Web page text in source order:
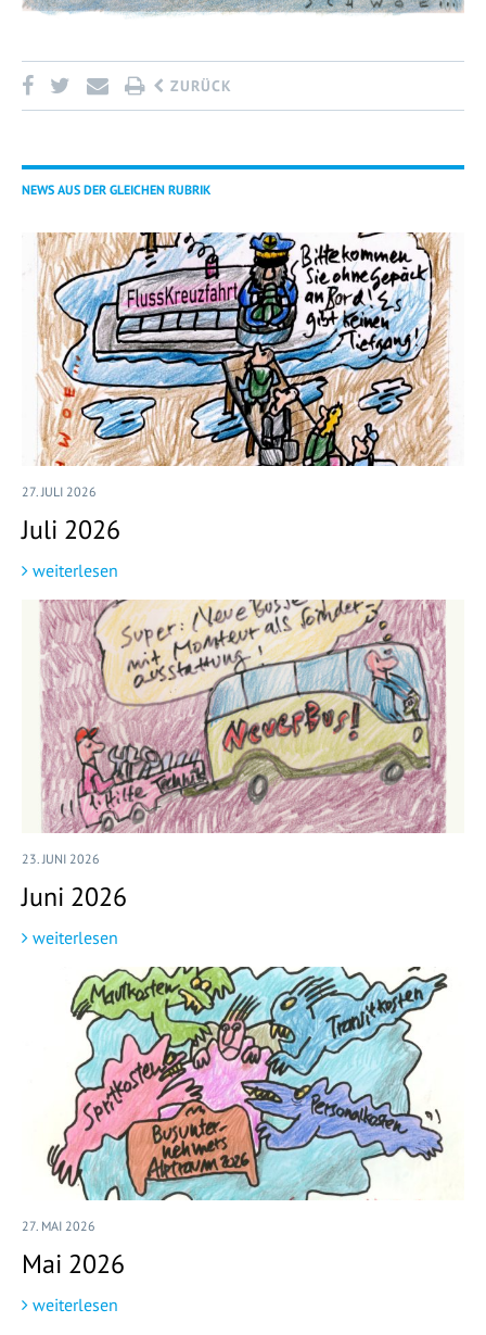
ZURÜCK
NEWS AUS DER GLEICHEN RUBRIK
27. JULI 2026
Juli 2026
weiterlesen
23. JUNI 2026
Juni 2026
weiterlesen
27. MAI 2026
Mai 2026
weiterlesen